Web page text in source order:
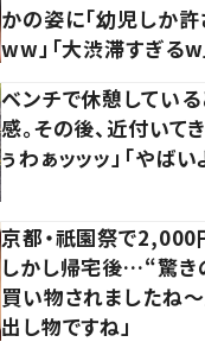
かの姿に「幼児しか
ww」「大渋滞すぎるw
ベンチで休憩してい
感。その後、近付いて
ぅわぁッッッ」「やばい
京都・祇園祭で
しかし帰宅後…“驚き
買い物されましたね～
出し物ですね」